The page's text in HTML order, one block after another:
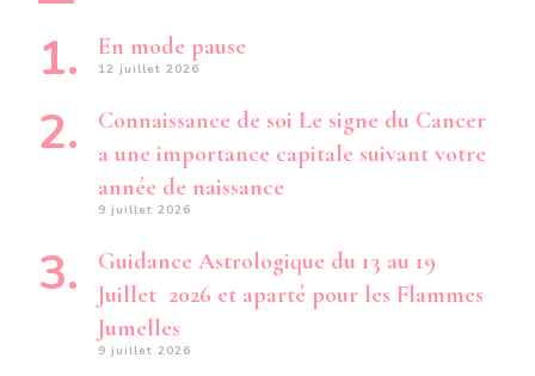
En mode pause
12 juillet 2026
Connaissance de soi Le signe du Cancer
a une importance capitale suivant votre
année de naissance
9 juillet 2026
Guidance Astrologique du 13 au 19
Juillet 2026 et aparté pour les Flammes
Jumelles
9 juillet 2026